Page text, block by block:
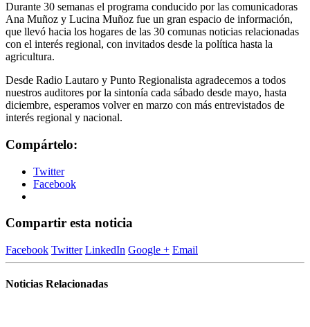
Durante 30 semanas el programa conducido por las comunicadoras
Ana Muñoz y Lucina Muñoz fue un gran espacio de información,
que llevó hacia los hogares de las 30 comunas noticias relacionadas
con el interés regional, con invitados desde la política hasta la
agricultura.
Desde Radio Lautaro y Punto Regionalista agradecemos a todos
nuestros auditores por la sintonía cada sábado desde mayo, hasta
diciembre, esperamos volver en marzo con más entrevistados de
interés regional y nacional.
Compártelo:
Twitter
Facebook
Compartir esta noticia
Facebook Twitter LinkedIn Google + Email
Noticias Relacionadas